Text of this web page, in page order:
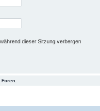
dieser Sitzung verbergen